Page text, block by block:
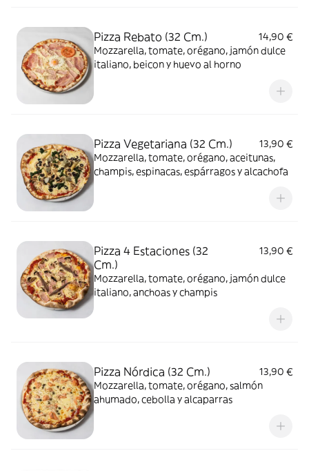
Pizza Rebato (32 Cm.)
14,90 €
Mozzarella, tomate, orégano, jamón dulce
italiano, beicon y huevo al horno
Pizza Vegetariana (32 Cm.)
13,90 €
Mozzarella, tomate, orégano, aceitunas,
champis, espinacas, espárragos y alcachofa
Pizza 4 Estaciones (32
Cm.)
13,90 €
Mozzarella, tomate, orégano, jamón dulce
italiano, anchoas y champis
Pizza Nórdica (32 Cm.)
13,90 €
Mozzarella, tomate, orégano, salmón
ahumado, cebolla y alcaparras